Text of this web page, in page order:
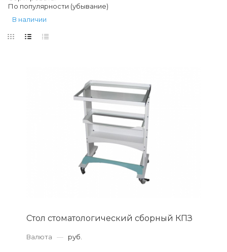
По популярности (убывание)
В наличии
Стол стоматологический сборный КПЗ
Валюта — руб.